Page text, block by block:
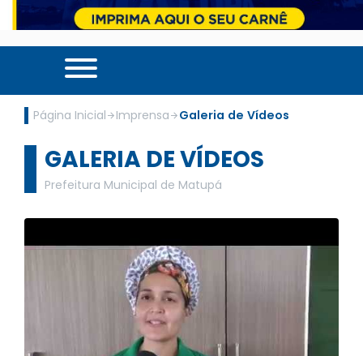
Página Inicial Imprensa Galeria de Vídeos
GALERIA DE VÍDEOS
Prefeitura Municipal de Matupá